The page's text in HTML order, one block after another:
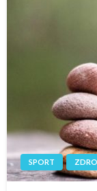
SPORT